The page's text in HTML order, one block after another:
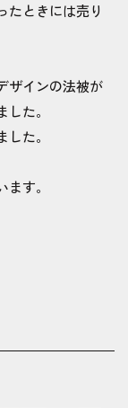
たときには売り
ザインの法被が
た。
た。
す。